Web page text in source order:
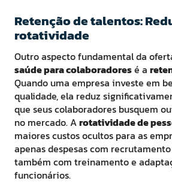
Retenção de talentos:
rotatividade
Outro aspecto fundamental da
saúde para colaboradoresé a
Quando uma empresa investe em
qualidade, ela reduz
que seus colaboradores busquem
no mercado. Arotatividade de
maiores custos ocultos para as
apenas despesas com
também com treinamento e
funcionários.